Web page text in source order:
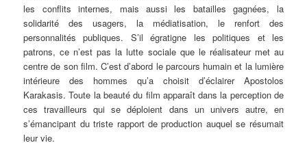
les conflits internes, mais aussi les batailles gagnées, la
solidarité des usagers, la médiatisation, le renfort des
personnalités publiques. S’il égratigne les politiques et les
patrons, ce n’est pas la lutte sociale que le réalisateur met au
centre de son film. C’est d’abord le parcours humain et la lumière
intérieure des hommes qu’a choisit d’éclairer Apostolos
Karakasis. Toute la beauté du film apparaît dans la perception de
ces travailleurs qui se déploient dans un univers autre, en
s’émancipant du triste rapport de production auquel se résumait
leur vie.